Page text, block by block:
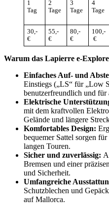
1
Tag
2
Tage
3
Tage
4
Tage
30,-
€
55,-
€
80,-
€
100,-
€
Warum das Lapierre e-
Einfaches Auf- und
Einstiegs („LS“ für „Low
benutzerfreundlich und für
Elektrische
mit dem kraftvollen
Gelände und längere
Komfortables Design:
bequemer Sattel sorgen
langen Touren.
Sicher und zuverlässig:
Bremsen und einer
und Sicherheit.
Umfangreiche
Schutzblechen und
auf Mallorca.